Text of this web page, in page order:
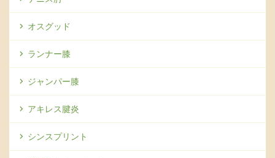
オスグッド
ランナー膝
ジャンパー膝
アキレス腱炎
シンスプリント